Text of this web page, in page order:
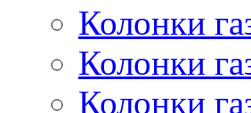
Колонки
Колонки
Колонки